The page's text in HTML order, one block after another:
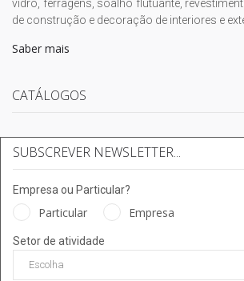
vidro, ferragens, soalho flutuante,
de construção e decoração de interiores e
Saber mais
CATÁLOGOS
SUBSCREVER NEWSLETTER...
Empresa ou Particular?
Particular Empresa
Setor de atividade